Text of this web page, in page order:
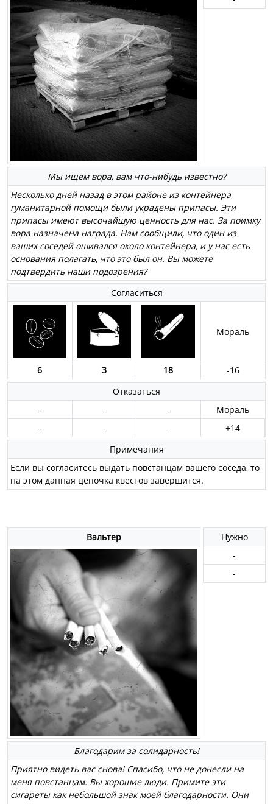
Мы ищем вора, вам что-нибудь известно?
Несколько дней назад в этом районе из контейнера
гуманитарной помощи были украдены припасы. Эти
припасы имеют высочайшую ценность для нас. За поимку
вора назначена награда. Нам сообщили, что один из
ваших соседей ошивался около контейнера, и у нас есть
основания полагать, что это был он. Вы можете
подтвердить наши подозрения?
Согласиться
Мораль
6 3 18
-16
Отказаться
-
- -
Мораль
-
- -
+14
Примечания
Если вы согласитесь выдать повстанцам вашего соседа, то
на этом данная цепочка квестов завершится.
Вальтер
Благодарим за солидарность!
Приятно видеть вас снова! Спасибо, что не донесли на
меня повстанцам. Вы хорошие люди. Примите эти
сигареты как небольшой знак моей благодарности. Они
Нужно
-
-